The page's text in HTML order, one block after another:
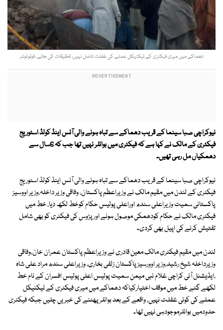
دھماکے میں میری فیکٹری کے ٹیکنیکل عملے کی غفلت شامل نہیں، تحقیقات کی جائے۔ فوٹو:ٹوئٹر
نیوکراچی صبا سینما کے قریب دھماکے سے تباہ ہونے والی آئس اینڈ کولڈ اسٹوریج
فیکٹری کے مالک نے کہا ہے کہ فیکٹری میں بوائلر نہیں تھا جب کہ 6سال سے
دھمکیاں مل رہی تھیں۔
نیوکراچی صبا سینما کے قریب دھماکے سے تباہ ہونے والی آئس اینڈ کولڈ اسٹوریج
فیکٹری کے لندن میں مقیم مالک نے وزیراعظم پاکستان، وفاقی وزیر داخلہ،وزیر اووسیز
پاکستانی سمیت وزیراعلی سندھ اوراعلی پولیس حکام کوخط لکھ دیا، خط میں
فیکٹری مالک نے حکام کودھمکی موصول ہونے اور پڑوس کی فیکٹری کو بھی شامل
تفتیش کرنے کی اپیل بھی کردی۔
لندن میں مقیم فیکٹری مالک معین قادری نے وزیراعظم پاکستان عمران خان،وفاقی
وزیرداخلہ شیخ رشید،وزیر اوورسیزپاکستان زلفی بخاری، وزیراعلی سندھ مراد علی شاہ
،ایڈیشنل آئی کراچی غلام نبی میمن سمیت پولیس اعلی پولیس افسران کے نام خط
لکھے گئے خط میں موقف اختیارکیاکہ دھماکے میں میری فیکٹری کے ٹیکنیکل
عملے کی کوئی غفلت نہیں، واقعے کے بعد بوائلر پھٹنے کی خبریں چلیں جبکہ فیکٹری
حدودمیں بوائلرموجودہی نہیں تھا۔